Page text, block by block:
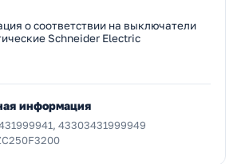
о соответствии на выключатели
Schneider Electric
информация
43303431999949